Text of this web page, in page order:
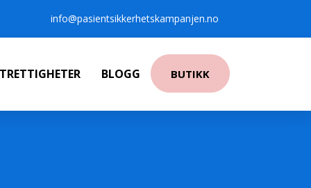
info@pasientsikkerhetskampanjen.no
BLOGG BUTIKK